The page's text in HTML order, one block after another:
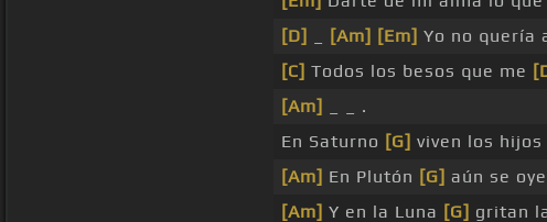
[D]
[Am] [Em] Yo no quería
[C] Todos los besos que me
[Am]
_ _ .
En Saturno [G] viven los hijos
[Am] En Plutón [G] aún se
[Am] Y en la Luna [G] gritan